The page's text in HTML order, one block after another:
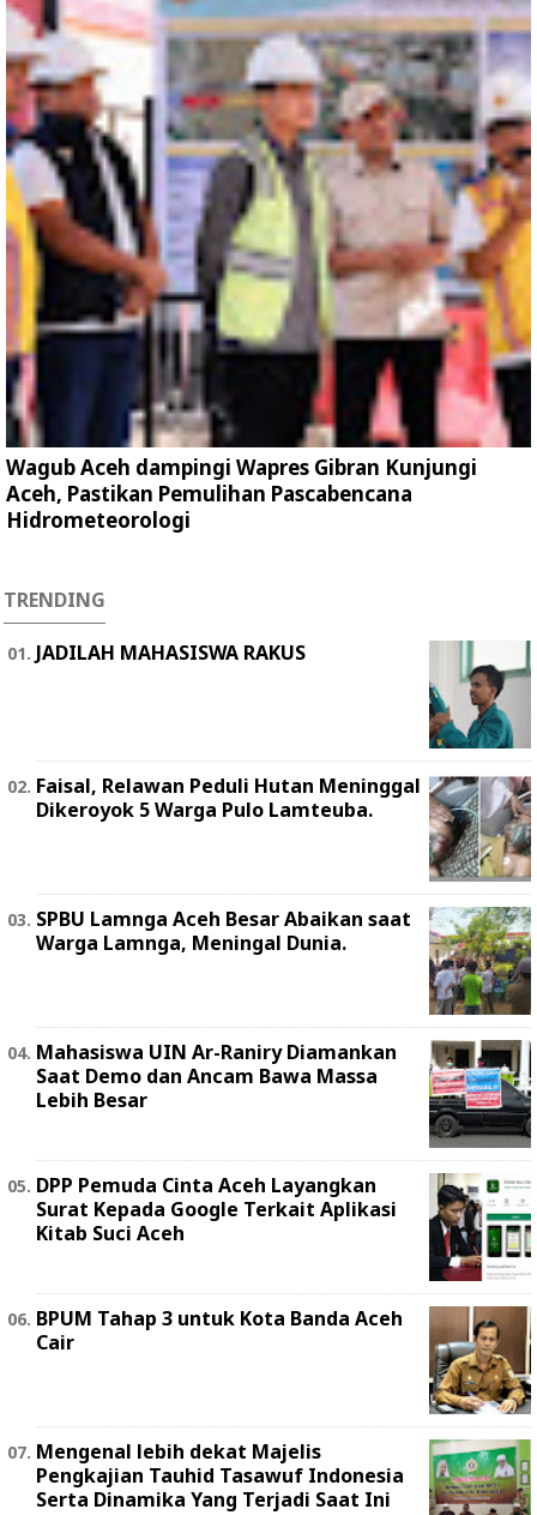
Wagub Aceh dampingi Wapres Gibran Kunjungi
Aceh, Pastikan Pemulihan Pascabencana
Hidrometeorologi
TRENDING
JADILAH MAHASISWA RAKUS
Faisal, Relawan Peduli Hutan Meninggal
Dikeroyok 5 Warga Pulo Lamteuba.
SPBU Lamnga Aceh Besar Abaikan saat
Warga Lamnga, Meningal Dunia.
Mahasiswa UIN Ar-Raniry Diamankan
Saat Demo dan Ancam Bawa Massa
Lebih Besar
DPP Pemuda Cinta Aceh Layangkan
Surat Kepada Google Terkait Aplikasi
Kitab Suci Aceh
BPUM Tahap 3 untuk Kota Banda Aceh
Cair
Mengenal lebih dekat Majelis
Pengkajian Tauhid Tasawuf Indonesia
Serta Dinamika Yang Terjadi Saat Ini